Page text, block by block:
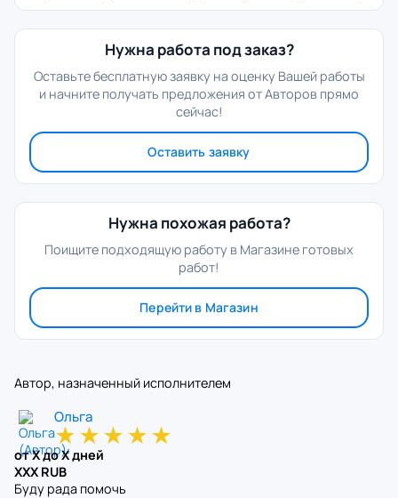
Нужна работа под заказ?
Оставьте бесплатную заявку на оценку Вашей работы
и начните получать предложения от Авторов прямо
сейчас!
Оставить заявку
Нужна похожая работа?
Поищите подходящую работу в Магазине готовых
работ!
Перейти в Магазин
Автор, назначенный исполнителем
Ольга
★★★★★
от X до X дней
XXX RUB
Буду рада помочь